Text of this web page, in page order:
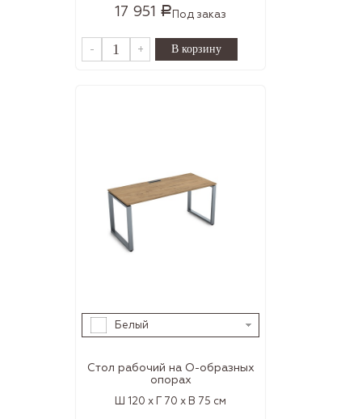
17 951 Р Под заказ
- +
Белый
Стол рабочий на О-образных
опорах
Ш 120 x Г 70 x В 75 см